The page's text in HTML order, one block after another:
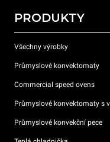
PRODUKTY
Všechny výrobky
Průmyslové konvektomaty
Commercial speed ovens
Průmyslové konvektomaty s
Průmyslové konvekční pece